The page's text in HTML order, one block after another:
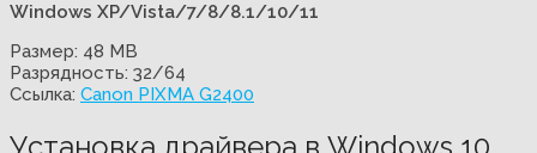
Windows XP/Vista/7/8/8.1/10/11
Размер: 48 MB
Разрядность: 32/64
Ссылка: Canon PIXMA G2400